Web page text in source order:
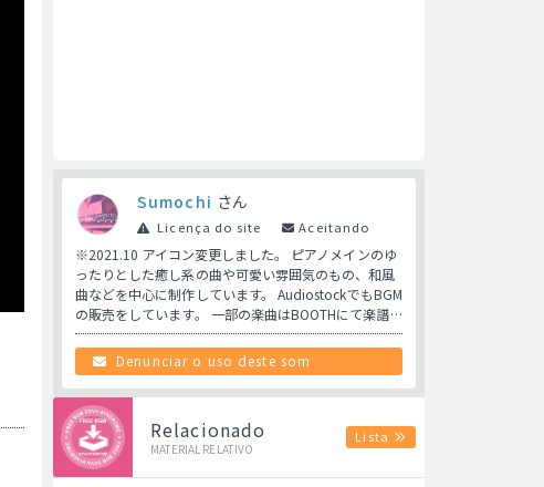
Sumochi さん
Licença do site Aceitando
※2021.10 アイコン変更しました。 ピアノメインのゆ
ったりとした癒し系の曲や可愛い雰囲気のもの、和風
曲などを中心に制作しています。 AudiostockでもBGM
の販売をしています。 一部の楽曲はBOOTHにて楽譜…
Denunciar o uso deste som
Relacionado
MATERIAL RELATIVO
Lista